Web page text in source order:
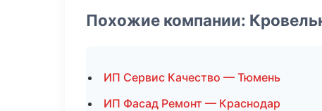
Похожие компании:
ИП Сервис Качество — Тюмень
ИП Фасад Ремонт — Краснодар